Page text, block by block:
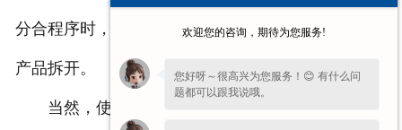
分合程序时，方便把任意凸轮取下，就不用把整台的
产品拆开。
当然，使用联动台的好处不仅如此，欢迎新老客
欢迎您的咨询，期待为您服务!
您好呀～很高兴为您服务！😊 有什么问
题都可以跟我说哦。